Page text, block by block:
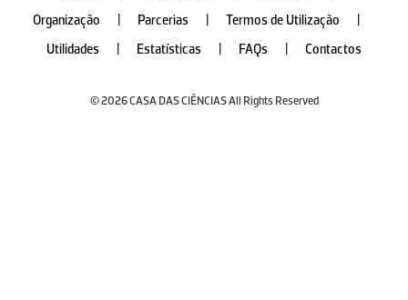
Organização
Parcerias Termos de Utilização
Utilidades
Estatísticas FAQs Contactos
© 2026 CASA DAS CIÊNCIAS All Rights Reserved